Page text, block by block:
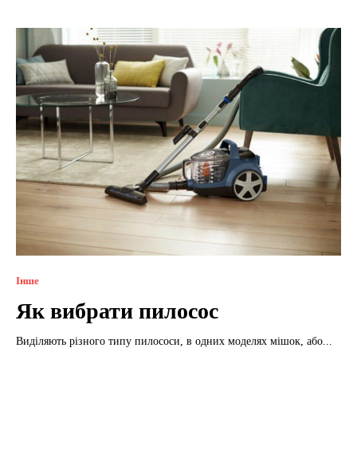
Інше
Як вибрати пилосос
Виділяють різного типу пилососи, в одних моделях мішок, або...